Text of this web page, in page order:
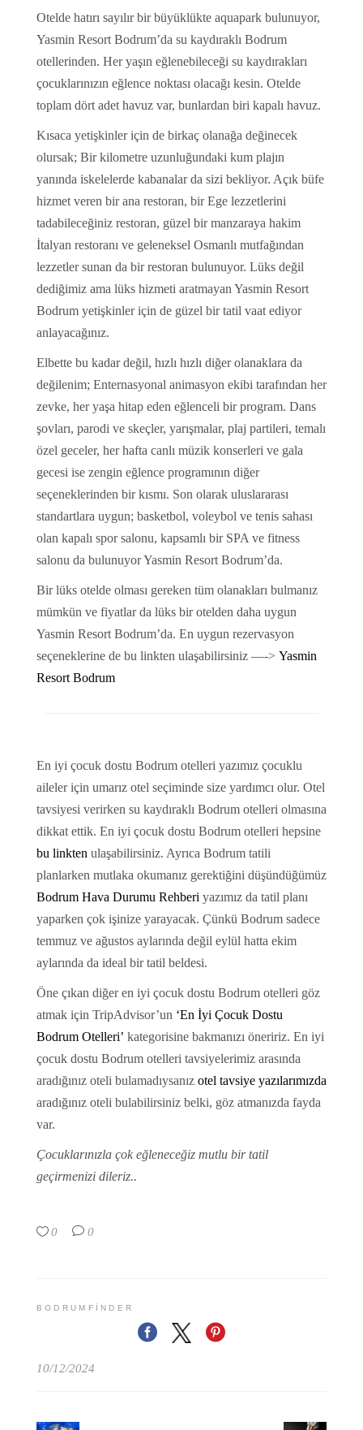
Otelde hatırı sayılır bir büyüklükte aquapark bulunuyor,
Yasmin Resort Bodrum’da su kaydıraklı Bodrum
otellerinden. Her yaşın eğlenebileceği su kaydırakları
çocuklarınızın eğlence noktası olacağı kesin. Otelde
toplam dört adet havuz var, bunlardan biri kapalı havuz.
Kısaca yetişkinler için de birkaç olanağa değinecek
olursak; Bir kilometre uzunluğundaki kum plajın
yanında iskelelerde kabanalar da sizi bekliyor. Açık büfe
hizmet veren bir ana restoran, bir Ege lezzetlerini
tadabileceğiniz restoran, güzel bir manzaraya hakim
İtalyan restoranı ve geleneksel Osmanlı mutfağından
lezzetler sunan da bir restoran bulunuyor. Lüks değil
dediğimiz ama lüks hizmeti aratmayan Yasmin Resort
Bodrum yetişkinler için de güzel bir tatil vaat ediyor
anlayacağınız.
Elbette bu kadar değil, hızlı hızlı diğer olanaklara da
değilenim; Enternasyonal animasyon ekibi tarafından her
zevke, her yaşa hitap eden eğlenceli bir program. Dans
şovları, parodi ve skeçler, yarışmalar, plaj partileri, temalı
özel geceler, her hafta canlı müzik konserleri ve gala
gecesi ise zengin eğlence programının diğer
seçeneklerinden bir kısmı. Son olarak uluslararası
standartlara uygun; basketbol, voleybol ve tenis sahası
olan kapalı spor salonu, kapsamlı bir SPA ve fitness
salonu da bulunuyor Yasmin Resort Bodrum’da.
Bir lüks otelde olması gereken tüm olanakları bulmanız
mümkün ve fiyatlar da lüks bir otelden daha uygun
Yasmin Resort Bodrum’da. En uygun rezervasyon
seçeneklerine de bu linkten ulaşabilirsiniz —-> Yasmin
Resort Bodrum
En iyi çocuk dostu Bodrum otelleri yazımız çocuklu
aileler için umarız otel seçiminde size yardımcı olur. Otel
tavsiyesi verirken su kaydıraklı Bodrum otelleri olmasına
dikkat ettik. En iyi çocuk dostu Bodrum otelleri hepsine
bu linkten ulaşabilirsiniz. Ayrıca Bodrum tatili
planlarken mutlaka okumanız gerektiğini düşündüğümüz
Bodrum Hava Durumu Rehberi yazımız da tatil planı
yaparken çok işinize yarayacak. Çünkü Bodrum sadece
temmuz ve ağustos aylarında değil eylül hatta ekim
aylarında da ideal bir tatil beldesi.
Öne çıkan diğer en iyi çocuk dostu Bodrum otelleri göz
atmak için TripAdvisor’un ‘En İyi Çocuk Dostu
Bodrum Otelleri’ kategorisine bakmanızı öneririz. En iyi
çocuk dostu Bodrum otelleri tavsiyelerimiz arasında
aradığınız oteli bulamadıysanız otel tavsiye yazılarımızda
aradığınız oteli bulabilirsiniz belki, göz atmanızda fayda
var.
Çocuklarınızla çok eğleneceğiz mutlu bir tatil
geçirmenizi dileriz..
0 0
BODRUMFINDER
10/12/2024